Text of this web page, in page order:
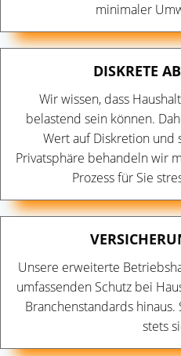
minimaler
DISKRETE
Wir wissen, dass
belastend sein können.
Wert auf Diskretion und
Privatsphäre behandeln wir
Prozess für Sie
Unsere erweiterte
umfassenden Schutz bei
Branchenstandards
stets